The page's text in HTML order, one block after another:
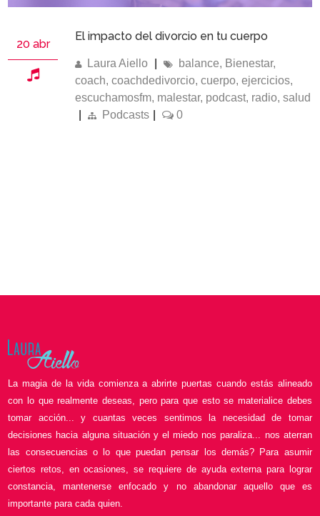
20 abr
El impacto del divorcio en tu cuerpo
Laura Aiello balance, Bienestar,
coach,coachdedivorcio,cuerpo,ejercicios,
escuchamosfm, malestar, podcast, radio,salud
Podcasts 0
La magia de la vida comienza a abrirte puertas cuando estás alineado
con lo que realmente deseas, pero para que esto se materialice debes
tomar acción... y cuantas veces sentimos la necesidad de tomar
decisiones hacia alguna situación y el miedo nos paraliza... nos aterran
las consecuencias o lo que puedan pensar los demás? Para asumir
ciertos retos, en ocasiones, se requiere de ayuda externa para lograr
constancia, mantenerse enfocado y no abandonar aquello que es
importante para cada quien.